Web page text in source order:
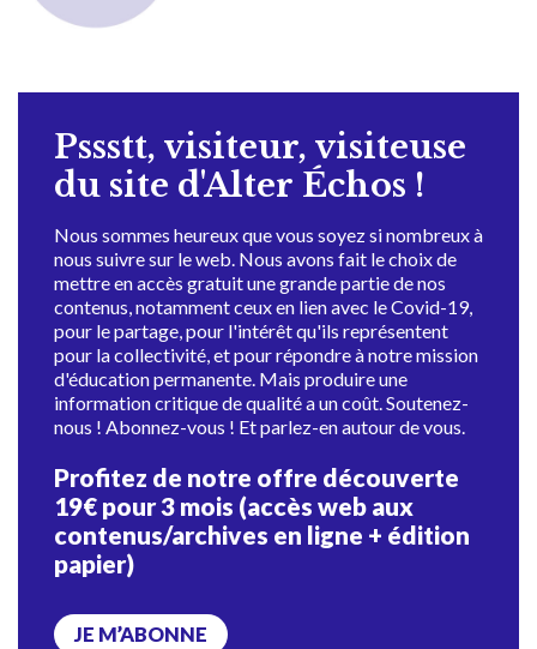
Pssstt, visiteur, visiteuse
du site d'Alter Échos !
Nous sommes heureux que vous soyez si nombreux à
nous suivre sur le web. Nous avons fait le choix de
mettre en accès gratuit une grande partie de nos
contenus, notamment ceux en lien avec le Covid-19,
pour le partage, pour l'intérêt qu'ils représentent
pour la collectivité, et pour répondre à notre mission
d'éducation permanente. Mais produire une
information critique de qualité a un coût. Soutenez-
nous ! Abonnez-vous ! Et parlez-en autour de vous.
Profitez de notre offre découverte
19€ pour 3 mois (accès web aux
contenus/archives en ligne + édition
papier)
JE M’ABONNE